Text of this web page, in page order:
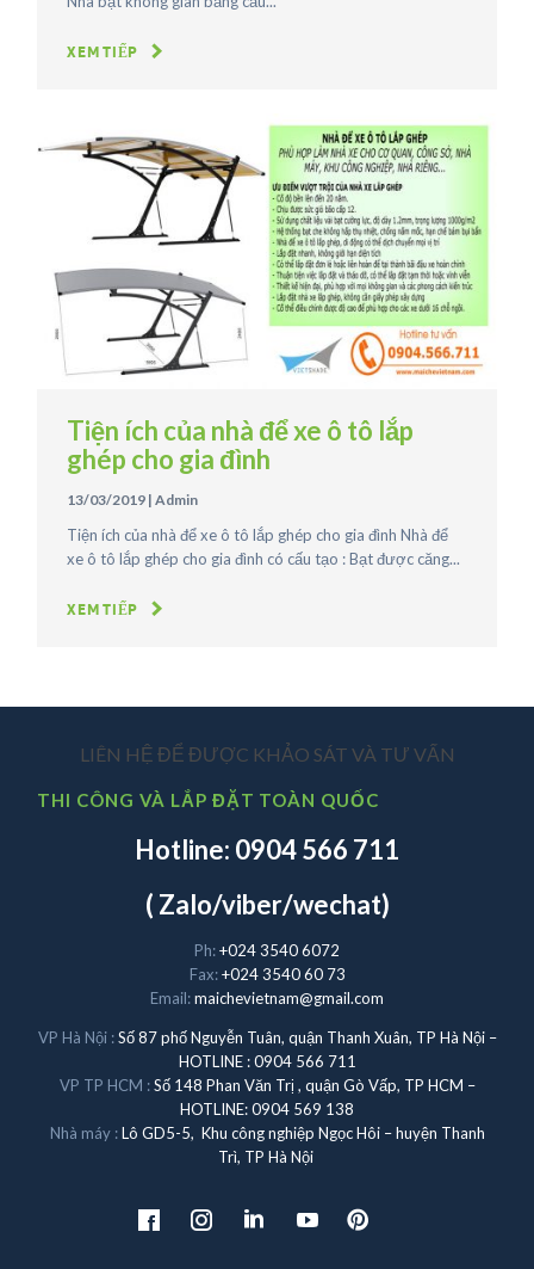
XEM TIẾP
Tiện ích của nhà để xe ô tô lắp
ghép cho gia đình
13/03/2019 | Admin
Tiện ích của nhà để xe ô tô lắp ghép cho gia đình Nhà để
xe ô tô lắp ghép cho gia đình có cấu tạo : Bạt được căng...
XEM TIẾP
LIÊN HỆ ĐỂ ĐƯỢC KHẢO SÁT VÀ TƯ VẤN
THI CÔNG VÀ LẮP ĐẶT TOÀN QUỐC
Hotline: 0904 566 711
( Zalo/viber/wechat)
Ph:+024 3540 6072
Fax:+024 3540 60 73
Email:maichevietnam@gmail.com
VP Hà Nội :Số 87 phố Nguyễn Tuân, quận Thanh Xuân, TP Hà Nội –
HOTLINE : 0904 566 711
VP TP HCM :Số 148 Phan Văn Trị , quận Gò Vấp, TP HCM –
HOTLINE: 0904 569 138
Nhà máy :Lô GD5-5, Khu công nghiệp Ngọc Hôi – huyện Thanh
Trì, TP Hà Nội